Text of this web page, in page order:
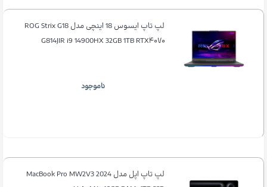
لپ تاپ ایسوس 18 اینچی مدل ROG Strix G18
G814JIR i9 14900HX 32GB 1TB RTX۴۰۷۰
ناموجود
لپ تاپ اپل مدل MacBook Pro MW2V3 2024